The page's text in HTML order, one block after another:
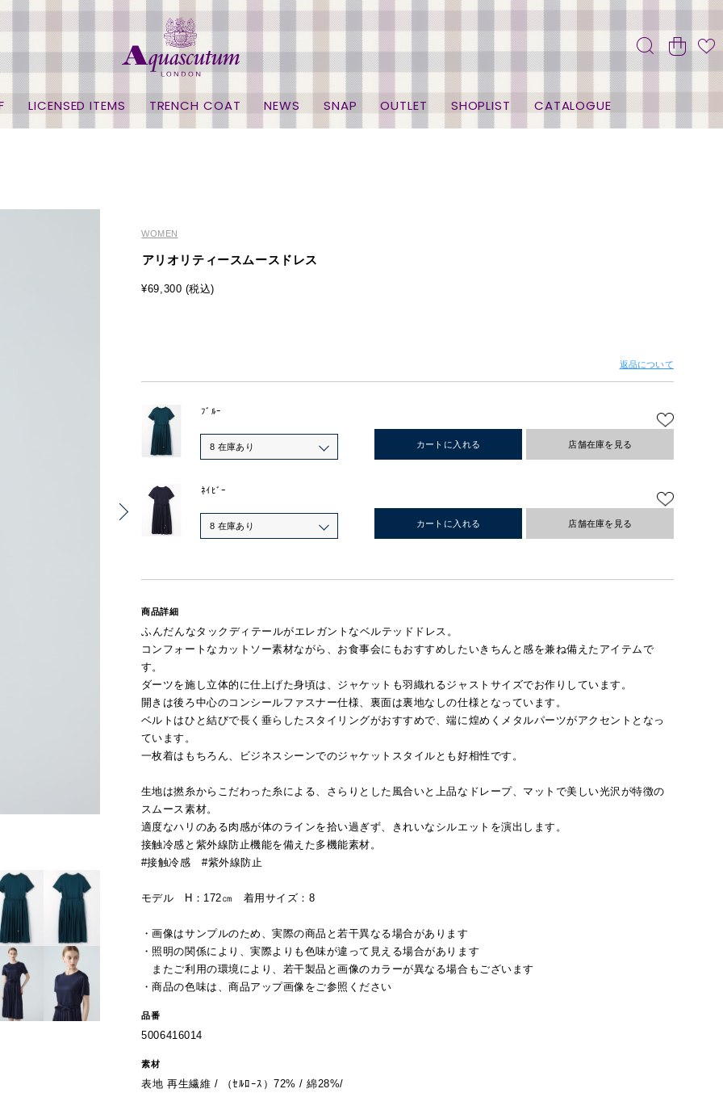
LICENSED ITEMS TRENCH COAT NEWS SNAP OUTLET SHOPLIST CATALOGUE
WOMEN
アリオリティースムースドレス
¥69,300 (税込)
返品について
ﾌﾞﾙｰ
8 在庫あり カートに入れる 店舗在庫を見る
ﾈｲﾋﾞｰ
8 在庫あり カートに入れる 店舗在庫を見る
商品詳細
ふんだんなタックディテールがエレガントなベルテッドドレス。
コンフォートなカットソー素材ながら、お食事会にもおすすめしたいきちんと感を兼ね備えたアイテムで
す。
ダーツを施し立体的に仕上げた身頃は、ジャケットも羽織れるジャストサイズでお作りしています。
開きは後ろ中心のコンシールファスナー仕様、裏面は裏地なしの仕様となっています。
ベルトはひと結びで長く垂らしたスタイリングがおすすめで、端に煌めくメタルパーツがアクセントとなっ
ています。
一枚着はもちろん、ビジネスシーンでのジャケットスタイルとも好相性です。
生地は撚糸からこだわった糸による、さらりとした風合いと上品なドレープ、マットで美しい光沢が特徴の
スムース素材。
適度なハリのある肉感が体のラインを拾い過ぎず、きれいなシルエットを演出します。
接触冷感と紫外線防止機能を備えた多機能素材。
#接触冷感 #紫外線防止
モデル H：172㎝ 着用サイズ：8
・画像はサンプルのため、実際の商品と若干異なる場合があります
・照明の関係により、実際よりも色味が違って見える場合があります
またご利用の環境により、若干製品と画像のカラーが異なる場合もございます
・商品の色味は、商品アップ画像をご参照ください
品番
5006416014
素材
表地 再生繊維 / （ｾﾙﾛｰｽ）72% / 綿28%/